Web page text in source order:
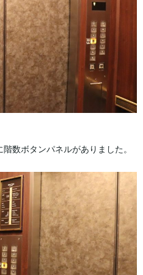
数ボタンパネルがありました。